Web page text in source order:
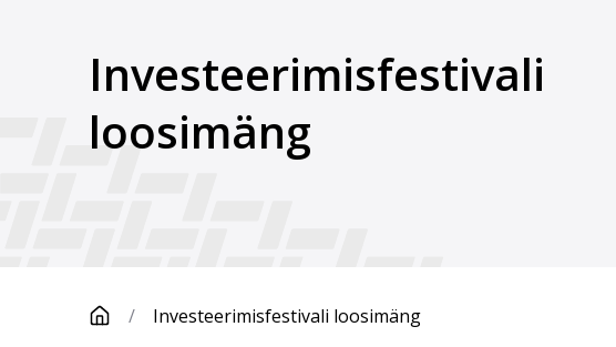
Investeerimisfestivali
loosimäng
/ Investeerimisfestivali loosimäng